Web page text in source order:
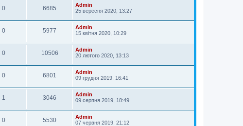
0 6685
Admin
25 вересня 2020, 13:27
0 5977
Admin
15 квітня 2020, 10:29
0 10506
Admin
20 лютого 2020, 13:13
0 6801
Admin
09 грудня 2019, 16:41
1 3046
Admin
09 серпня 2019, 18:49
0 5530
Admin
07 червня 2019, 21:12